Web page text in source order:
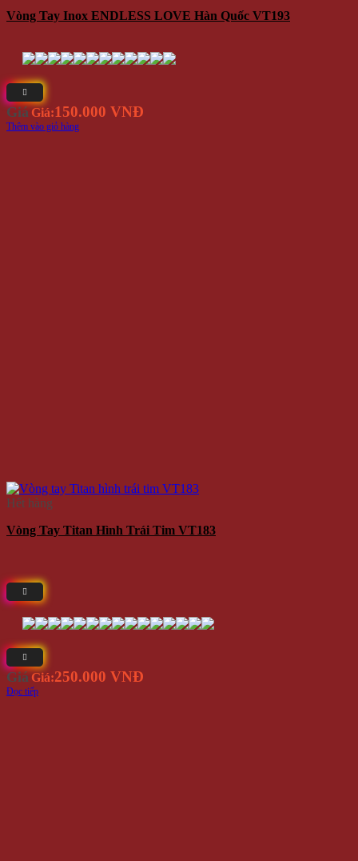
Vòng Tay Inox ENDLESS LOVE Hàn Quốc VT193
Giá Giá:150.000 VNĐ
Thêm vào giỏ hàng
Hết hàng
Vòng Tay Titan Hình Trái Tim VT183
Giá Giá:250.000 VNĐ
Đọc tiếp